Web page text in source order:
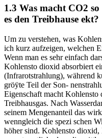
1.3 Was macht CO2
es den Treibhause ekt?
Um zu verstehen, was
ich kurz aufzeigen, welchen
Wenn man es sehr einfach
Kohlensto dioxid absorbiert
(Infrarotstrahlung), während
gröÿte Teil der Son-
Eigenschaft macht Kohlensto
Treibhausgas. Nach
seinem Mengenanteil das
wenngleich die spezi schen
höher sind. Kohlensto